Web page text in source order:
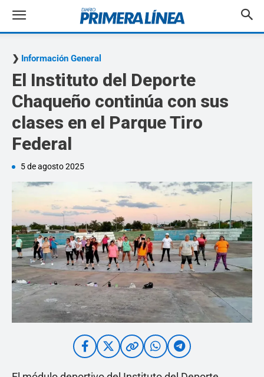
Información General
El Instituto del Deporte
Chaqueño continúa con sus
clases en el Parque Tiro
Federal
5 de agosto 2025